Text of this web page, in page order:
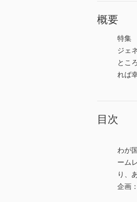
概要
特集
ジェ
とこ
れば
目次
わが
ーム
り、
企画